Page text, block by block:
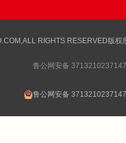
RIGHTS RESERVED版
鲁公网安备
鲁公网安备